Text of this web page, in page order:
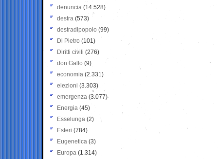
denuncia (14.528)
destra (573)
destradipopolo (99)
Di Pietro (101)
Diritti civili (276)
don Gallo (9)
economia (2.331)
elezioni (3.303)
emergenza (3.077)
Energia (45)
Esselunga (2)
Esteri (784)
Eugenetica (3)
Europa (1.314)